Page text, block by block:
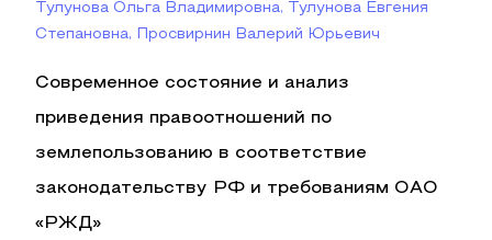
Тулунова Ольга Владимировна, Тулунова Евгения
Степановна, Просвирнин Валерий Юрьевич
Современное состояние и анализ
приведения правоотношений по
землепользованию в соответствие
законодательству РФ и требованиям ОАО
«РЖД»